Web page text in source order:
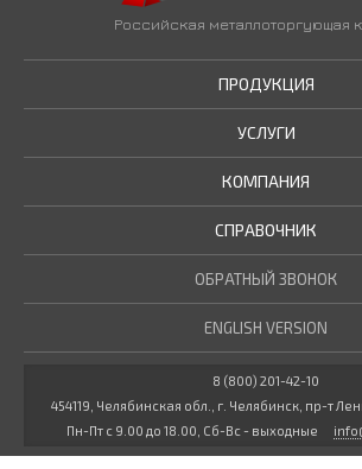
Российская металлоторгующая
ПРОДУКЦИЯ
АКЦИИ И РАСПРОДАЖИ
ТРУБЫ В НАЛИЧИИ
МЕТАЛЛОПРОКАТ В
УСЛУГИ
ДОСТАВКА
РЕЗКА В РАЗМЕР
ПРОЧИЕ УСЛУГИ
КОМПАНИЯ
О НАС
НОВОСТИ КОМПАНИИ
СТАТЬИ
ДОКУМЕНТЫ
ВАКАНСИИ
СПРАВОЧНИК
ГОСТЫ / ТУ
МАРОЧНИК СТАЛЕЙ
КУЛЬКУЛЯТОР МЕТАЛЛУРГА
ОБРАТНЫЙ ЗВОНОК
ENGLISH VERSION
8 (800) 201-42-10
454119, Челябинская обл., г. Челябинск, пр-т
Пн-Пт с 9.00 до 18.00, Сб-Вс - выходные